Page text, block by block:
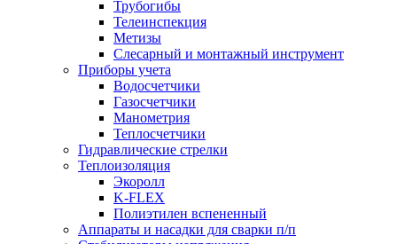
Трубогибы
Телеинспекция
Метизы
Слесарный и монтажный инструмент
Приборы учета
Водосчетчики
Газосчетчики
Манометрия
Теплосчетчики
Гидравлические стрелки
Теплоизоляция
Экоролл
K-FLEX
Полиэтилен вспененный
Аппараты и насадки для сварки п/п